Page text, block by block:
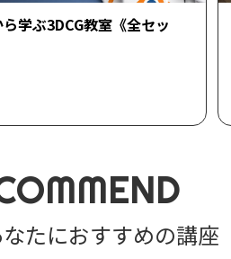
学ぶ3DCG教室《全セッ
なたにおすすめの講座